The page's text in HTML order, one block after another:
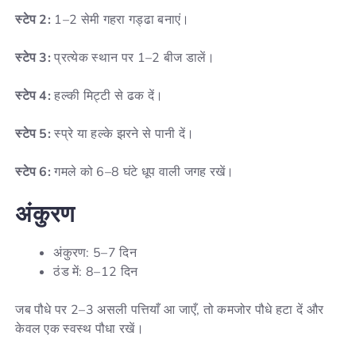
स्टेप 2: 1–2 सेमी गहरा गड्ढा बनाएं।
स्टेप 3: प्रत्येक स्थान पर 1–2 बीज डालें।
स्टेप 4: हल्की मिट्टी से ढक दें।
स्टेप 5: स्प्रे या हल्के झरने से पानी दें।
स्टेप 6: गमले को 6–8 घंटे धूप वाली जगह रखें।
अंकुरण
अंकुरण: 5–7 दिन
ठंड में: 8–12 दिन
जब पौधे पर 2–3 असली पत्तियाँ आ जाएँ, तो कमजोर पौधे हटा दें और
केवल एक स्वस्थ पौधा रखें।